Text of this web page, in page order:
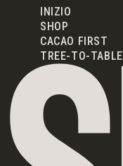
INIZIO
SHOP
CACAO FIRST
TREE-TO-TABLE